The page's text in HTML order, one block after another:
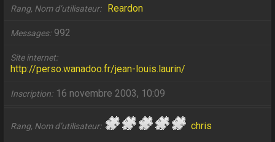
Rang, Nom d’utilisateur Reardon
Messages 992
Site internet
http://perso.wanadoo.fr/jean-louis.laurin/
Inscription 16 novembre 2003, 10:09
Rang, Nom d’utilisateur chris